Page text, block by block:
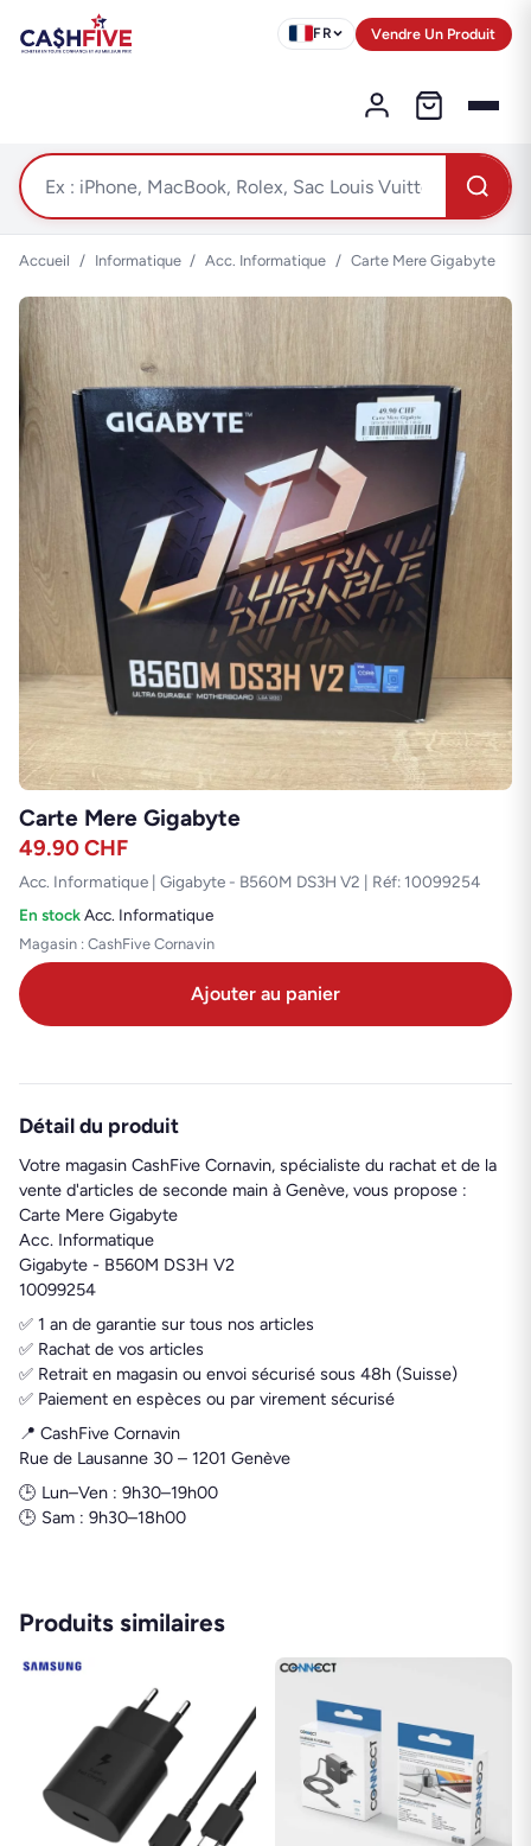
FR Vendre Un Produit
Accueil / Informatique / Acc. Informatique / Carte Mere Gigabyte
Carte Mere Gigabyte
49.90CHF
Acc. Informatique | Gigabyte - B560M DS3H V2 | Réf: 10099254
En stock·Acc. Informatique
Magasin : CashFive Cornavin
Ajouter au panier
Détail du produit
Votre magasin CashFive Cornavin, spécialiste du rachat et de la
vente d'articles de seconde main à Genève, vous propose :
Carte Mere Gigabyte
Acc. Informatique
Gigabyte - B560M DS3H V2
10099254
✅ 1 an de garantie sur tous nos articles
✅ Rachat de vos articles
✅ Retrait en magasin ou envoi sécurisé sous 48h (Suisse)
✅ Paiement en espèces ou par virement sécurisé
📍 CashFive Cornavin
Rue de Lausanne 30 – 1201 Genève
🕒 Lun–Ven : 9h30–19h00
🕒 Sam : 9h30–18h00
Produits similaires